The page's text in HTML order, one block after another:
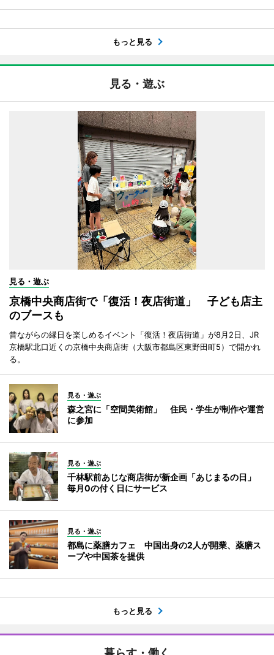
もっと見る
見る・遊ぶ
見る・遊ぶ
京橋中央商店街で「復活！夜店街道」 子ども店主
のブースも
昔ながらの縁日を楽しめるイベント「復活！夜店街道」が8月2日、JR
京橋駅北口近くの京橋中央商店街（大阪市都島区東野田町5）で開かれ
る。
見る・遊ぶ
森之宮に「空間美術館」 住民・学生が制作や運営
に参加
見る・遊ぶ
千林駅前あじな商店街が新企画「あじまるの日」
毎月0の付く日にサービス
見る・遊ぶ
都島に薬膳カフェ 中国出身の2人が開業、薬膳ス
ープや中国茶を提供
もっと見る